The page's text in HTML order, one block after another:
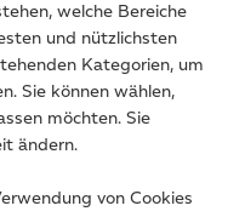
Informationen finden
welche Bereiche
und nützlichsten
Kategorien, um
Sie können wählen,
möchten. Sie
ändern.
von Cookies